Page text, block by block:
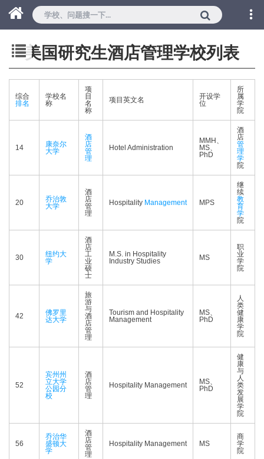
美国研究生酒店管理学校列表
综合
排名
学校名
称
项
目
名
称
项目英文名
开设学
位
所
属
学
院
14
康奈尔
大学
酒
店
管
理
Hotel Administration
MMH、
MS、
PhD
酒
店
管
理
学
院
20
乔治敦
大学
酒
店
管
理
Hospitality Management MPS
继
续
教
育
学
院
30
纽约大
学
酒
店
工
业
硕
士
M.S. in Hospitality
Industry Studies
MS
职
业
学
院
42
佛罗里
达大学
旅
游
与
酒
店
管
理
Tourism and Hospitality
Management
MS、
PhD
人
类
健
康
学
院
52
宾州州
立大学
公园分
校
酒
店
管
理
Hospitality Management
MS、
PhD
健
康
与
人
类
发
展
学
院
56
乔治华
盛顿大
学
酒
店
管
理
Hospitality Management MS
商
学
院